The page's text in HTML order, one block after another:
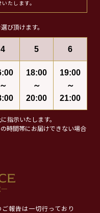
たします。
び頂けます。
4 5 6
～
18:00
～
20:00
19:00
～
21:00
指示いたします。
時間帯にお届けできない場合
報告は一切行っており